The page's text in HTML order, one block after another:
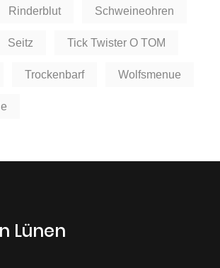
Rinderblut Schweineohren
Seitz Tick Twister O TOM
Trockenbarf Wolfsmenue
Lünen